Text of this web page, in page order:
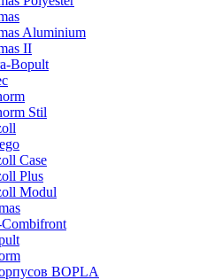
Aluminium
II
Bopult
Stil
Case
Plus
Modul
BOPLA